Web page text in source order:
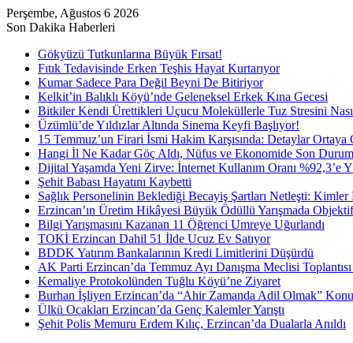
Perşembe, Ağustos 6 2026
Son Dakika Haberleri
Gökyüzü Tutkunlarına Büyük Fırsat!
Fıtık Tedavisinde Erken Teşhis Hayat Kurtarıyor
Kumar Sadece Para Değil Beyni De Bitiriyor
Kelkit’in Balıklı Köyü’nde Geleneksel Erkek Kına Gecesi
Bitkiler Kendi Ürettikleri Uçucu Moleküllerle Tuz Stresini
Üzümlü’de Yıldızlar Altında Sinema Keyfi Başlıyor!
15 Temmuz’un Firari İsmi Hakim Karşısında: Detaylar Ortaya
Hangi İl Ne Kadar Göç Aldı, Nüfus ve Ekonomide Son
Dijital Yaşamda Yeni Zirve: İnternet Kullanım Oranı %92,3’e
Şehit Babası Hayatını Kaybetti
Sağlık Personelinin Beklediği Becayiş Şartları Netleşti:
Erzincan’ın Üretim Hikâyesi Büyük Ödüllü Yarışmada
Bilgi Yarışmasını Kazanan 11 Öğrenci Umreye Uğurlandı
TOKİ Erzincan Dahil 51 İlde Ucuz Ev Satıyor
BDDK Yatırım Bankalarının Kredi Limitlerini Düşürdü
AK Parti Erzincan’da Temmuz Ayı Danışma Meclisi Toplantısı
Kemaliye Protokolünden Tuğlu Köyü’ne Ziyaret
Burhan İşliyen Erzincan’da “Ahir Zamanda Adil Olmak”
Ülkü Ocakları Erzincan’da Genç Kalemler Yarıştı
Şehit Polis Memuru Erdem Kılıç, Erzincan’da Dualarla Anıldı